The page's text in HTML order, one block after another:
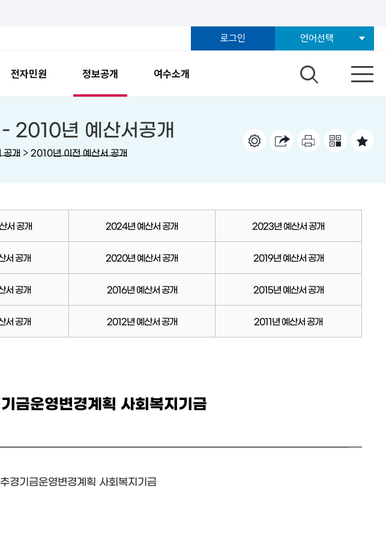
로그인 언어선택
전자민원 정보공개 여수소개
- 2010년 예산서공개
공개> 2010년 이전 예산서 공개
서 공개 2024년 예산서 공개 2023년 예산서 공개
서 공개 2020년 예산서 공개 2019년 예산서 공개
서 공개 2016년 예산서 공개 2015년 예산서 공개
서 공개 2012년 예산서 공개 2011년 예산서 공개
금운영변경계획 사회복지기금
경기금운영변경계획 사회복지기금